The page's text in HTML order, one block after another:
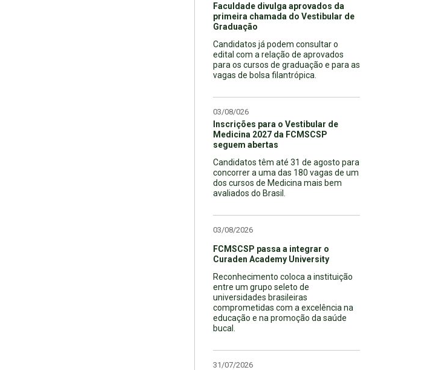
Faculdade divulga aprovados da
primeira chamada do Vestibular de
Graduação
Candidatos já podem consultar o
edital com a relação de aprovados
para os cursos de graduação e para as
vagas de bolsa filantrópica.
03/08/026
Inscrições para o Vestibular de
Medicina 2027 da FCMSCSP
seguem abertas
Candidatos têm até 31 de agosto para
concorrer a uma das 180 vagas de um
dos cursos de Medicina mais bem
avaliados do Brasil.
03/08/2026
FCMSCSP passa a integrar o
Curaden Academy University
Reconhecimento coloca a instituição
entre um grupo seleto de
universidades brasileiras
comprometidas com a excelência na
educação e na promoção da saúde
bucal.
31/07/2026